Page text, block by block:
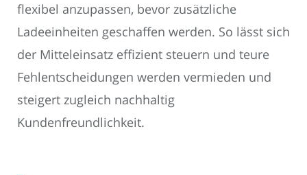
flexibel anzupassen, bevor zusätzliche
Ladeeinheiten geschaffen werden. So lässt sich
der Mitteleinsatz effizient steuern und teure
Fehlentscheidungen werden vermieden und
steigert zugleich nachhaltig
Kundenfreundlichkeit.